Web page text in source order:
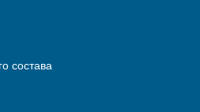
состава